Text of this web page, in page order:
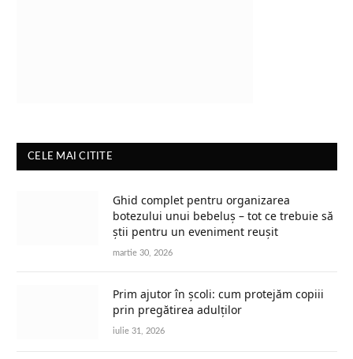
CELE MAI CITITE
Ghid complet pentru organizarea
botezului unui bebeluș – tot ce trebuie să
știi pentru un eveniment reușit
martie 30, 2026
Prim ajutor în școli: cum protejăm copiii
prin pregătirea adulților
iulie 31, 2026